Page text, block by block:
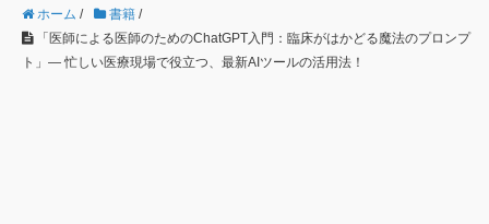
ホーム / 書籍 /
「医師による医師のためのChatGPT入門：臨床がはかどる魔法のプロンプ
ト」— 忙しい医療現場で役立つ、最新AIツールの活用法！